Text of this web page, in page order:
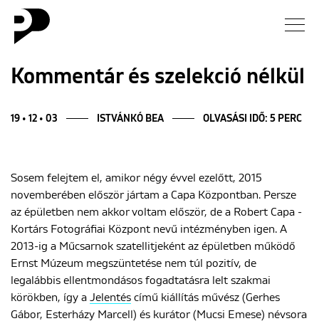
Esszé
Rólunk
Kommentár és szelekció nélkül
19 • 12 • 03 ISTVÁNKÓ BEA OLVASÁSI IDŐ: 5 PERC
Sosem felejtem el, amikor négy évvel ezelőtt, 2015
novemberében először jártam a Capa Központban. Persze
az épületben nem akkor voltam először, de a Robert Capa -
Kortárs Fotográfiai Központ nevű intézményben igen. A
2013-ig a Műcsarnok szatellitjeként az épületben működő
Ernst Múzeum megszüntetése nem túl pozitív, de
legalábbis ellentmondásos fogadtatásra lelt szakmai
körökben, így a Jelentés című kiállítás művész (Gerhes
Gábor, Esterházy Marcell) és kurátor (Mucsi Emese) névsora